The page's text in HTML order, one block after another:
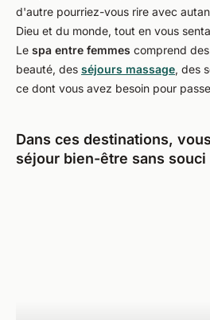
d'autre pourriez-vous rire avec
Dieu et du monde, tout en vous
Le spa entre femmes comprend
beauté, des séjours massage, des
ce dont vous avez besoin pour
Dans ces destinations,
séjour bien-être sans souci